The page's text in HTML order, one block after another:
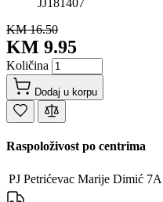
KM 16.50
KM 9.95
Količina
Dodaj u korpu
Raspoloživost po centrima
PJ Petrićevac Marije Dimić 7A